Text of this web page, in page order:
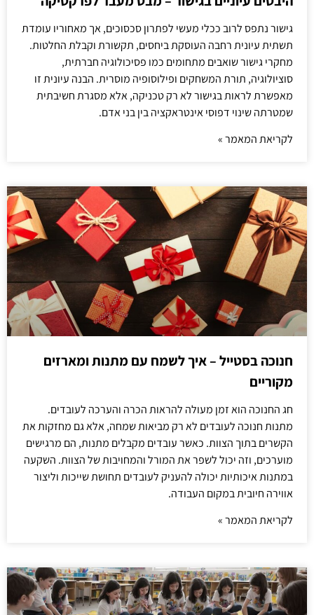
גישור נתפס לרוב ככלי מעשי לפתרון סכסוכים, אך מאחוריו עומדת
תשתית עיונית רחבה העוסקת ביחסים, תקשורת וקבלת החלטות.
מחקרי גישור שואבים מתחומים כמו פסיכולוגיה חברתית,
סוציולוגיה, תורת המשחקים ופילוסופיה מוסרית. הבנה עיונית זו
מאפשרת לראות בגישור לא רק טכניקה, אלא מסגרת חשיבתית
שמטרתה שינוי דפוסי אינטראקציה בין בני אדם.
לקריאת המאמר »
חנוכה בסטייל – איך לשמח עם מתנות ומארזים
מקוריים
חג החנוכה הוא זמן מעולה להראות הכרה והערכה לעובדים.
מתנות חנוכה לעובדים לא רק מביאות שמחה, אלא גם מחזקות את
הקשרים בתוך הצוות. כאשר עובדים מקבלים מתנות, הם מרגישים
מוערכים, וזה יכול לשפר את המורל והמחויבות של הצוות. השקעה
במתנות איכותיות יכולה להעניק לעובדים תחושת שייכות וליצור
אווירה חיובית במקום העבודה.
לקריאת המאמר »